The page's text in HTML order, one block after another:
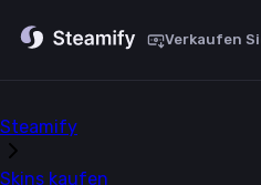
Verkaufen
Steamify
Skins kaufen